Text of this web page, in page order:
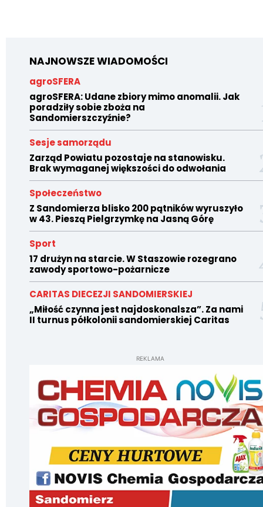
NAJNOWSZE WIADOMOŚCI
agroSFERA
agroSFERA: Udane zbiory mimo anomalii. Jak
poradziły sobie zboża na
Sandomierszczyźnie?
Sesje samorządu
Zarząd Powiatu pozostaje na stanowisku.
Brak wymaganej większości do odwołania
Społeczeństwo
Z Sandomierza blisko 200 pątników wyruszyło
w 43. Pieszą Pielgrzymkę na Jasną Górę
Sport
17 drużyn na starcie. W Staszowie rozegrano
zawody sportowo-pożarnicze
CARITAS DIECEZJI SANDOMIERSKIEJ
„Miłość czynna jest najdoskonalsza”. Za nami
II turnus półkolonii sandomierskiej Caritas
REKLAMA